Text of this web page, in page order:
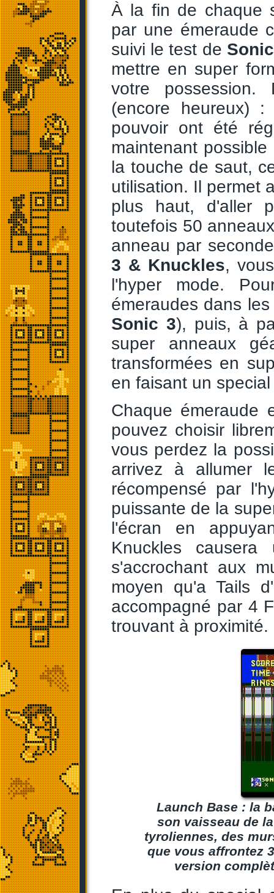
À la fin de chaque
par une émeraude
suivi le test de
mettre en super
votre possession.
(encore heureux)
pouvoir ont été
maintenant
la touche de saut,
utilisation. Il permet
plus haut, d'aller
toutefois 50
anneau par
3 & Knuckles,
l'hyper mode.
émeraudes dans
Sonic 3), puis, à
super anneaux
transformées en
en faisant un
Chaque émeraude
pouvez choisir
vous perdez la
arrivez à allumer
récompensé par
puissante de la
l'écran en
Knuckles
s'accrochant aux
moyen qu'a Tails
accompagné par 4
trouvant à proximité.
Launch Base : la
son vaisseau de
tyroliennes, des
que vous affrontez
version